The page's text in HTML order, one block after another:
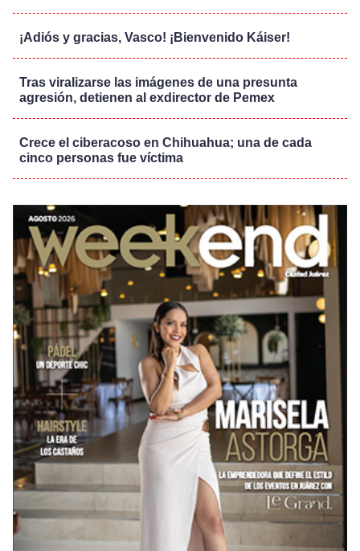
¡Adiós y gracias, Vasco! ¡Bienvenido Káiser!
Tras viralizarse las imágenes de una presunta
agresión, detienen al exdirector de Pemex
Crece el ciberacoso en Chihuahua; una de cada
cinco personas fue víctima